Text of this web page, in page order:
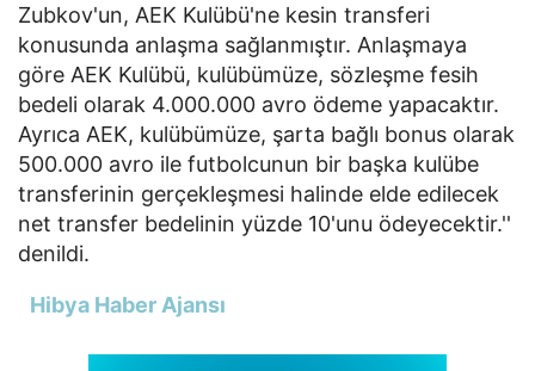
Zubkov'un, AEK Kulübü'ne kesin transferi
konusunda anlaşma sağlanmıştır. Anlaşmaya
göre AEK Kulübü, kulübümüze, sözleşme fesih
bedeli olarak 4.000.000 avro ödeme yapacaktır.
Ayrıca AEK, kulübümüze, şarta bağlı bonus olarak
500.000 avro ile futbolcunun bir başka kulübe
transferinin gerçekleşmesi halinde elde edilecek
net transfer bedelinin yüzde 10'unu ödeyecektir.''
denildi.
Hibya Haber Ajansı